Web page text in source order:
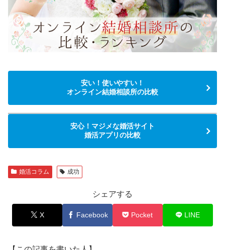
安い！使いやすい！
オンライン結婚相談所の比較
安心！マジメな婚活サイト
婚活アプリの比較
婚活コラム 成功
シェアする
X Facebook Pocket LINE